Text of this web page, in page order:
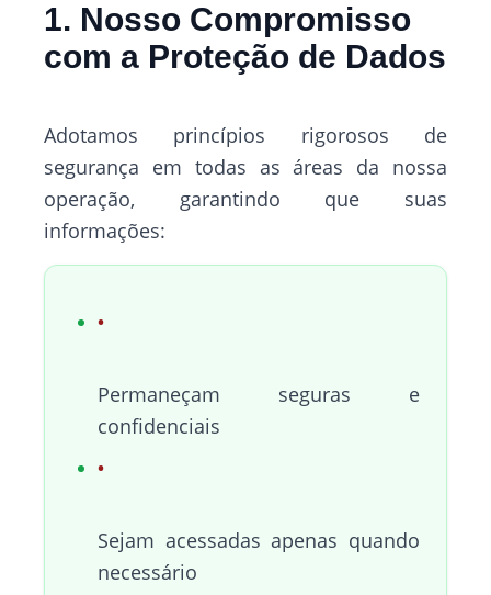
1. Nosso Compromisso
com a Proteção de Dados
Adotamos princípios rigorosos de
segurança em todas as áreas da nossa
operação, garantindo que suas
informações:
Permaneçam seguras e
confidenciais
Sejam acessadas apenas quando
necessário